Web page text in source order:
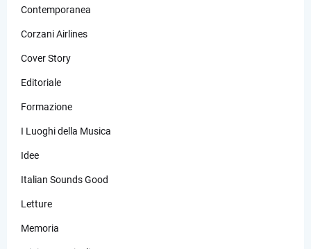
Contemporanea
Corzani Airlines
Cover Story
Editoriale
Formazione
I Luoghi della Musica
Idee
Italian Sounds Good
Letture
Memoria